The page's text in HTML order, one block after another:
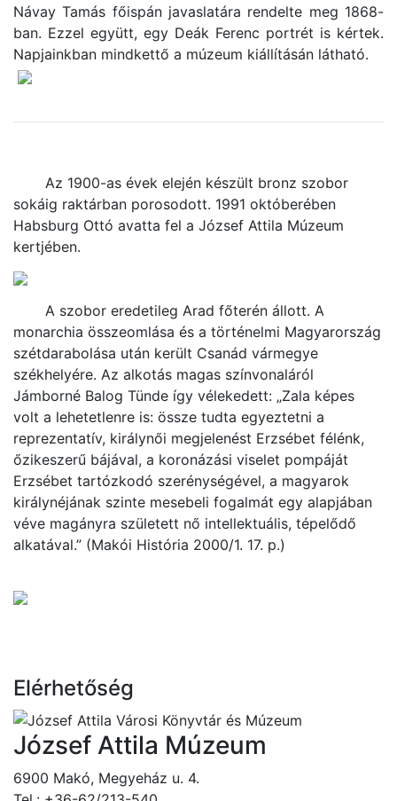
Návay Tamás főispán javaslatára rendelte meg 1868-
ban. Ezzel együtt, egy Deák Ferenc portrét is kértek.
Napjainkban mindkettő a múzeum kiállításán látható.
Az 1900-as évek elején készült bronz szobor
sokáig raktárban porosodott. 1991 októberében
Habsburg Ottó avatta fel a József Attila Múzeum
kertjében.
A szobor eredetileg Arad főterén állott. A
monarchia összeomlása és a történelmi Magyarország
szétdarabolása után került Csanád vármegye
székhelyére. Az alkotás magas színvonaláról
Jámborné Balog Tünde így vélekedett: „Zala képes
volt a lehetetlenre is: össze tudta egyeztetni a
reprezentatív, királynői megjelenést Erzsébet félénk,
őzikeszerű bájával, a koronázási viselet pompáját
Erzsébet tartózkodó szerénységével, a magyarok
királynéjának szinte mesebeli fogalmát egy alapjában
véve magányra született nő intellektuális, tépelődő
alkatával.” (Makói História 2000/1. 17. p.)
Elérhetőség
József Attila Múzeum
6900 Makó, Megyeház u. 4.